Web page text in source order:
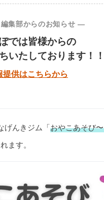
集部からのお知らせ ―
では皆様からの
いたしております！！
提供はこちらから
げんきジム「おやこあそび
ます。